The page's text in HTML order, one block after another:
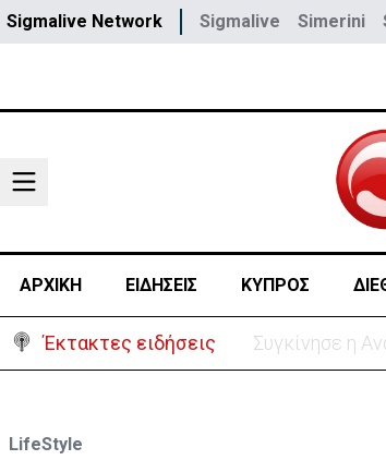
Sigmalive Network Sigmalive Simerini
ΑΡΧΙΚΗ ΕΙΔΗΣΕΙΣ ΚΥΠΡΟΣ
Έκτακτες ειδήσεις Μεγάλο
LifeStyle